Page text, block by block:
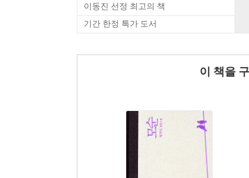
이동진 선정 최고의 책
기간 한정 특가 도서
이 책을